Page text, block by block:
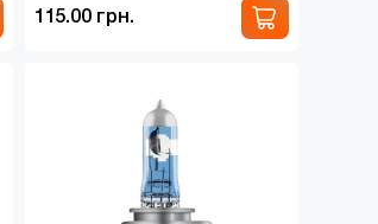
115.00 грн.